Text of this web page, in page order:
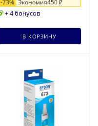
-73% Экономия450₽
+ 4 бонусов
В КОРЗИНУ